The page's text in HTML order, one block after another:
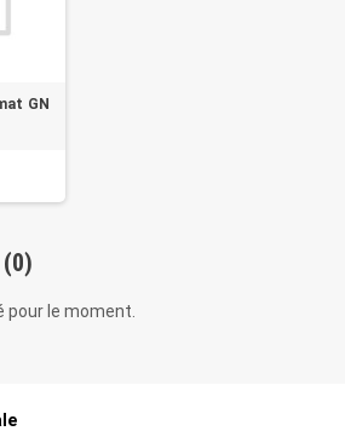
GN
(0)
pour le moment.